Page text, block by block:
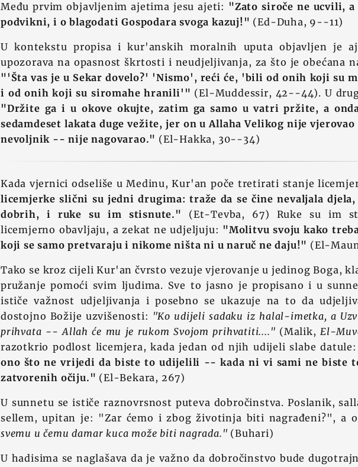
Među prvim objavljenim ajetima jesu ajeti: "Zato siroče ne ucvili, a
podvikni, i o blagodati Gospodara svoga kazuj!" (Ed-Duha, 9--11)
U kontekstu propisa i kur'anskih moralnih uputa objavljen je
upozorava na opasnost škrtosti i neudjeljivanja, za što je obećana
"'Šta vas je u Sekar dovelo?' 'Nismo', reći će, 'bili od onih koji su
i od onih koji su siromahe hranili'" (El-Muddessir, 42--44). U
"Držite ga i u okove okujte, zatim ga samo u vatri pržite, a
sedamdeset lakata duge vežite, jer on u Allaha Velikog nije
nevoljnik -- nije nagovarao." (El-Hakka, 30--34)
Kada vjernici odseliše u Medinu, Kur'an poče tretirati stanje
licemjerke slični su jedni drugima: traže da se čine nevaljala djela,
dobrih, i ruke su im stisnute." (Et-Tevba, 67) Ruke su im
licemjerno obavljaju, a zekat ne udjeljuju: "Molitvu svoju kako
koji se samo pretvaraju i nikome ništa ni u naruč ne daju!" (El-
Tako se kroz cijeli Kur'an čvrsto vezuje vjerovanje u jedinog Boga,
pružanje pomoći svim ljudima. Sve to jasno je propisano i u
ističe važnost udjeljivanja i posebno se ukazuje na to da
dostojno Božije uzvišenosti: "Ko udijeli sadaku iz halal-imetka, a
prihvata -- Allah će mu je rukom Svojom prihvatiti...." (Malik,El-
razotkrio podlost licemjera, kada jedan od njih udijeli slabe datule:
ono što ne vrijedi da biste to udijelili -- kada ni vi sami ne biste
zatvorenih očiju." (El-Bekara, 267)
U sunnetu se ističe raznovrsnost puteva dobročinstva. Poslanik,
sellem, upitan je: "Zar ćemo i zbog životinja biti nagrađeni?", a
svemu u čemu damar kuca može biti nagrada." (Buhari)
U hadisima se naglašava da je važno da dobročinstvo bude